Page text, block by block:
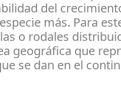
del
más. Para
o rodales
geográfica que
se dan en el